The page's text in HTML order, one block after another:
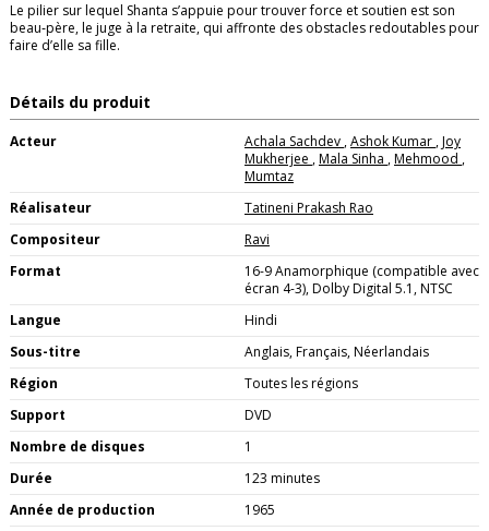
Le pilier sur lequel Shanta s’appuie pour trouver force et soutien est son
beau‑père, le juge à la retraite, qui affronte des obstacles redoutables pour
faire d’elle sa fille.
Détails du produit
Acteur Achala Sachdev ,Ashok Kumar ,Joy
Mukherjee ,Mala Sinha ,Mehmood ,
Mumtaz
Réalisateur
Tatineni Prakash Rao
Compositeur
Ravi
Format
16-9 Anamorphique (compatible avec
écran 4-3), Dolby Digital 5.1, NTSC
Langue
Hindi
Sous-titre
Anglais, Français, Néerlandais
Région
Toutes les régions
Support
DVD
Nombre de disques
1
Durée
123 minutes
Année de production
1965